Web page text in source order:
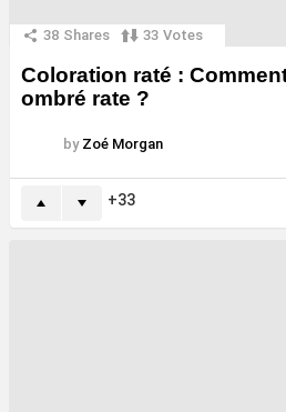
38 Shares 33 Votes
Coloration raté :
ombré rate ?
by Zoé Morgan
33